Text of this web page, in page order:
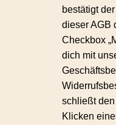
bestätigt
dieser AGB
Checkbox
dich mit
schließt
Klicken